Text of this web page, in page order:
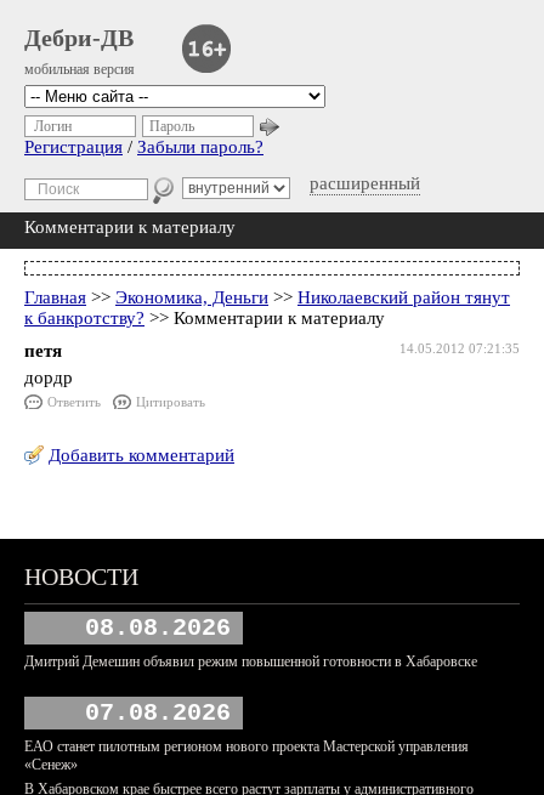
Дебри-ДВ
мобильная версия
расширенный
Логин Пароль
Регистрация / Забыли пароль?
Комментарии к материалу
Главная >> Экономика, Деньги >> Николаевский район тянут
к банкротству? >> Комментарии к материалу
14.05.2012 07:21:35
петя
дордр
Ответить Цитировать
Добавить комментарий
НОВОСТИ
08.08.2026
Дмитрий Демешин объявил режим повышенной готовности в Хабаровске
07.08.2026
ЕАО станет пилотным регионом нового проекта Мастерской управления
«Сенеж»
В Хабаровском крае быстрее всего растут зарплаты у административного